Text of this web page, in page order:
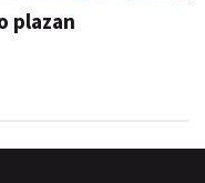
plazan